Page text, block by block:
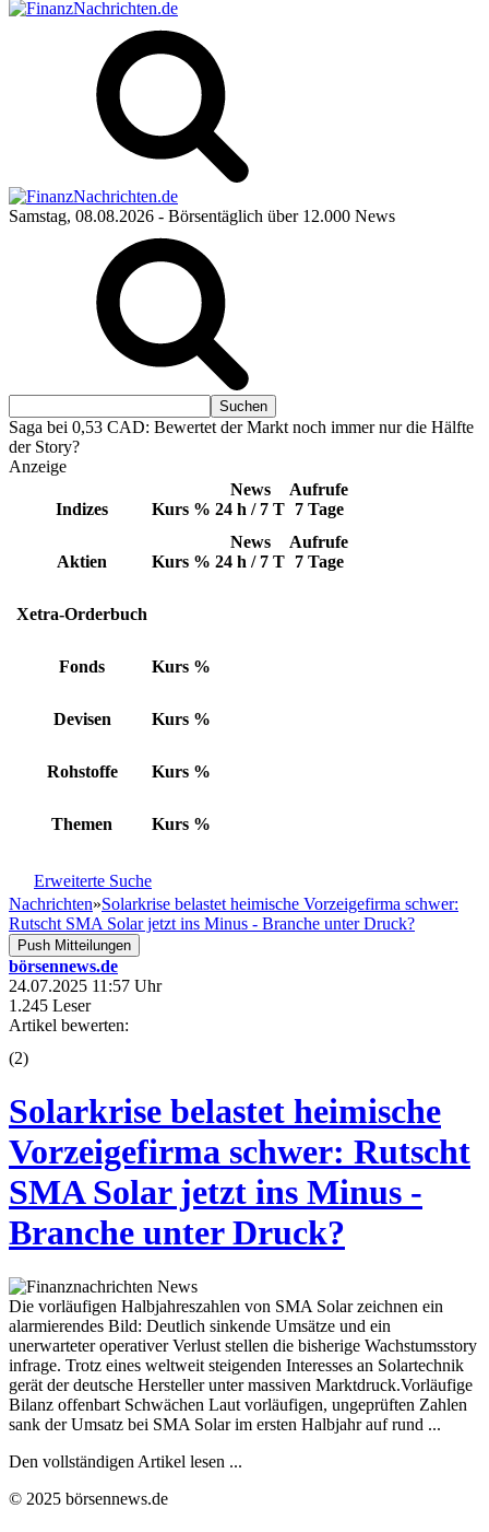
Samstag, 08.08.2026 - Börsentäglich über 12.000 News
Saga bei 0,53 CAD: Bewertet der Markt noch immer nur die Hälfte
der Story?
Anzeige
Indizes Kurs %
News
24 h / 7 T
Aufrufe
7 Tage
Aktien Kurs %
News
24 h / 7 T
Aufrufe
7 Tage
Xetra-Orderbuch
Fonds Kurs %
Devisen Kurs %
Rohstoffe Kurs %
Themen Kurs %
Erweiterte Suche
Nachrichten»Solarkrise belastet heimische Vorzeigefirma schwer:
Rutscht SMA Solar jetzt ins Minus - Branche unter Druck?
Push Mitteilungen
börsennews.de
24.07.2025 11:57 Uhr
1.245 Leser
Artikel bewerten:
(2)
Solarkrise belastet heimische
Vorzeigefirma schwer: Rutscht
SMA Solar jetzt ins Minus -
Branche unter Druck?
Die vorläufigen Halbjahreszahlen von SMA Solar zeichnen ein
alarmierendes Bild: Deutlich sinkende Umsätze und ein
unerwarteter operativer Verlust stellen die bisherige Wachstumsstory
infrage. Trotz eines weltweit steigenden Interesses an Solartechnik
gerät der deutsche Hersteller unter massiven Marktdruck.Vorläufige
Bilanz offenbart Schwächen Laut vorläufigen, ungeprüften Zahlen
sank der Umsatz bei SMA Solar im ersten Halbjahr auf rund ...
Den vollständigen Artikel lesen ...
© 2025 börsennews.de